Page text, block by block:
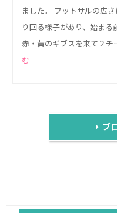
ました。 フットサルの広
り回る様子があり、始まる
赤・黄のギブスを来て２
む
ブ